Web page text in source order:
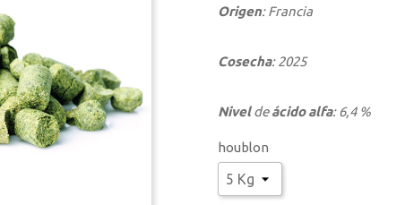
Origen: Francia
Cosecha: 2025
Niveldeácido alfa: 6,4 %
houblon